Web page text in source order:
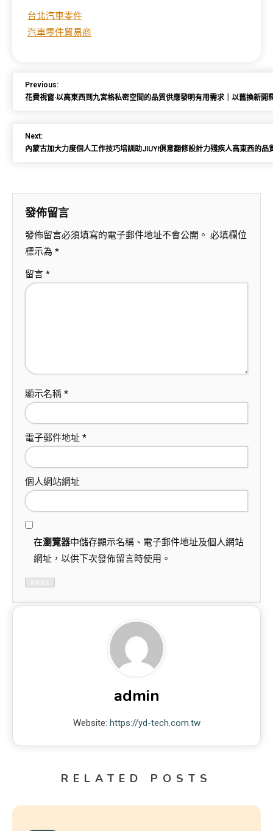
台北汽車零件
汽車零件貿易商
Previous:
花費視窗·以高東西到九宮格私密空間的品質供應發明有用需求｜以舊換新開
Next:
內蒙古加大力度個人工作技巧培訓助JIUYI俱意翻修設計力殘疾人高東西的品
發佈留言
發佈留言必須填寫的電子郵件地址不會公開。 必填欄位
標示為 *
留言 *
顯示名稱 *
電子郵件地址 *
個人網站網址
在瀏覽器中儲存顯示名稱、電子郵件地址及個人網站
網址，以供下次發佈留言時使用。
admin
Website: https://yd-tech.com.tw
RELATED POSTS